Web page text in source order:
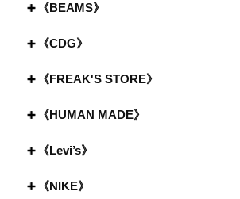
《BEAMS》
《CDG》
《FREAK'S STORE》
《HUMAN MADE》
《Levi’s》
《NIKE》